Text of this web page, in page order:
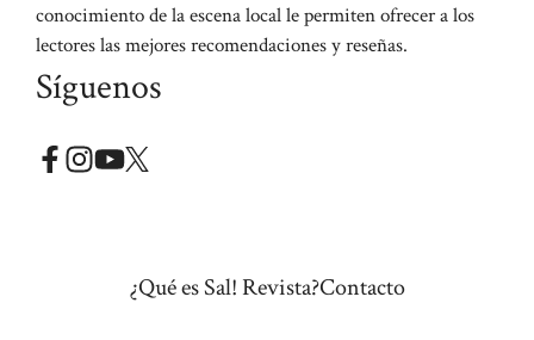
conocimiento de la escena local le permiten ofrecer a los
lectores las mejores recomendaciones y reseñas.
Síguenos
¿Qué es Sal! Revista?Contacto